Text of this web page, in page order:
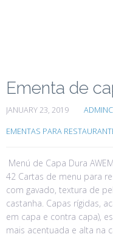
Ementa de
JANUARY 23, 2019 ADMINC
EMENTAS PARA
Menú de Capa Dura
42 Cartas de menu para
com gavado, textura de
castanha. Capas rígidas,
em capa e contra capa),
mais acentuada e alta na